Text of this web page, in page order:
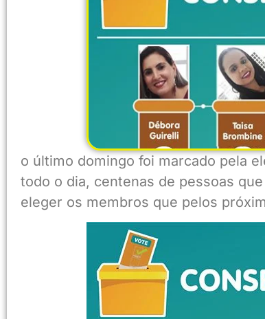
o último domingo foi marcado pela
todo o dia, centenas de pessoas
eleger os membros que pelos